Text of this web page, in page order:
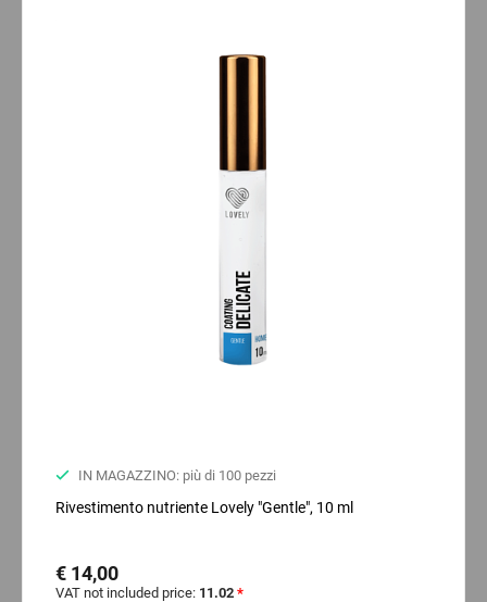
IN MAGAZZINO: più di 100 pezzi
Rivestimento nutriente Lovely "Gentle", 10 ml
€ 14,00
VAT not included price: 11.02 *